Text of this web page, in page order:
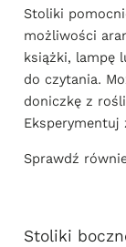
Stoliki
możliwości
książki, lampę
do czytania.
doniczkę z
Sprawdź
Stoliki